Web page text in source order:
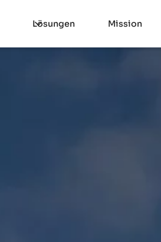
Lösungen Mission